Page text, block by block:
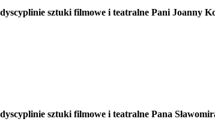
sztuki filmowe i teatralne Pani Joanny
sztuki filmowe i teatralne Pana